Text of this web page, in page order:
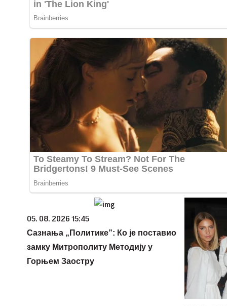
05. 08. 2026 15:45
Сазнања „Политике”: Ко је поставио
замку Митрополиту Методију у
Горњем Заостру